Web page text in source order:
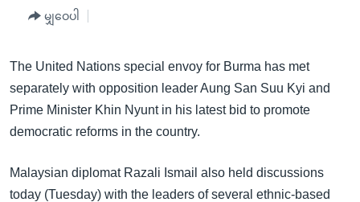
အ
ညွန်း
အစ္စရေး-ပါလက်စတိုင်း
ရပ်ဝန်းတခု လမ်းတခု အလွန်
အင်္ဂလိပ်စာလေ့လာမယ်
အမေရိကန်သုံးအီဒီယံ
မကြေးမုံရဲ့ အင်္ဂလိပ်စာ
သုတပဒေသာ အင်္ဂလိပ်စာ
အပတ်စဉ်ကဏ္ဍများ
ရေဒီယို
ရေဒီယိုနှင့်ရုပ်သံ အချက်အလက်များ
Learning English
မျှဝေပါ
The United Nations special envoy for Burma has met
separately with opposition leader Aung San Suu Kyi and
Prime Minister Khin Nyunt in his latest bid to promote
democratic reforms in the country.
Malaysian diplomat Razali Ismail also held discussions
today (Tuesday) with the leaders of several ethnic-based